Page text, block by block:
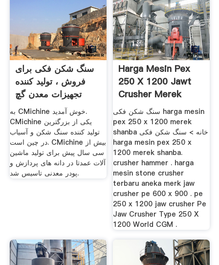
سنگ شکن فکی برای
فروش ، تولید کننده
تجهیزات معدن گچ
به CMichine خوش آمدید.
CMichine یکی از بزرگترین
تولید کننده سنگ شکن و آسیاب
در چین است. CMichine بیش از
سی سال پیش برای تولید ماشین
آلات عمدتا در دانه های پردازش و
پودر معدنی تاسیس شد.
Harga Mesin Pex
250 X 1200 Jawt
Crusher Merek
Shanba
سنگ شکن فکی harga mesin
pex 250 x 1200 merek
shanba خانه > سنگ شکن فکی
harga mesin pex 250 x
1200 merek shanba.
crusher hammer . harga
mesin stone crusher
terbaru aneka merk jaw
crusher pe 600 x 900 . pe
250 x 1200 jaw crusher Pe
Jaw Crusher Type 250 X
1200 World CGM .